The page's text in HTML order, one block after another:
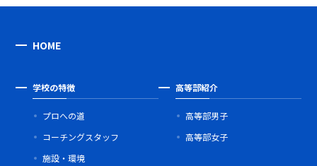
HOME
学校の特徴
プロへの道
コーチングスタッフ
施設・環境
高等部紹介
高等部男子
高等部女子